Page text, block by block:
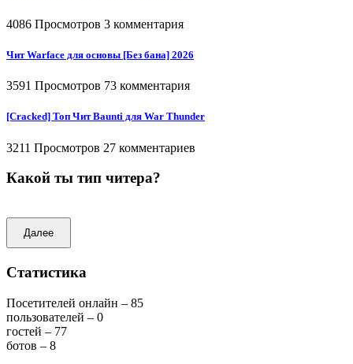
4086 Просмотров 3 комментария
Чит Warface для основы [Без бана] 2026
3591 Просмотров 73 комментария
[Cracked] Топ Чит Baunti для War Thunder
3211 Просмотров 27 комментариев
Какой ты тип читера?
Далее
Статистика
Посетителей онлайн – 85
пользователей – 0
гостей – 77
ботов – 8